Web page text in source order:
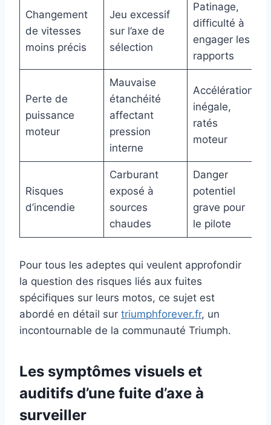
Changement
de vitesses
moins précis
Jeu excessif
sur l’axe de
sélection
Patinage,
difficulté à
engager les
rapports
Perte de
puissance
moteur
Mauvaise
étanchéité
affectant
pression
interne
Accélération
inégale,
ratés
moteur
Risques
d’incendie
Carburant
exposé à
sources
chaudes
Danger
potentiel
grave pour
le pilote
Pour tous les adeptes qui veulent approfondir
la question des risques liés aux fuites
spécifiques sur leurs motos, ce sujet est
abordé en détail sur triumphforever.fr, un
incontournable de la communauté Triumph.
Les symptômes visuels et
auditifs d’une fuite d’axe à
surveiller